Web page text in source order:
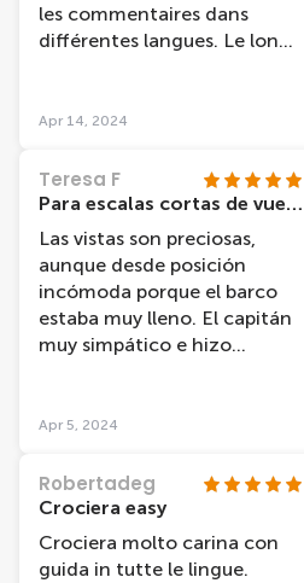
les commentaires dans
différentes langues. Le long
la ville et des monuments
confort est rudimentaire.
Apr 14, 2024
Teresa F
Para escalas cortas de vuelo
Las vistas son preciosas,
aunque desde posición
incómoda porque el barco
estaba muy lleno. El capitán
muy simpático e hizo
Apr 5, 2024
Robertadeg
Crociera easy
Crociera molto carina con
guida in tutte le lingue.